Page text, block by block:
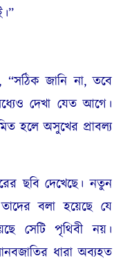
“সঠিক জানি না, তবে
দেখা যেত আগে।
হলে অসুখের প্রাবল্য
ছবি দেখেছে। নতুন
বলা হয়েছে যে
সেটি পৃথিবী নয়।
ধারা অব্যহত